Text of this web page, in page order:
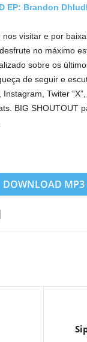
EP: Brandon
visitar e por
no máximo
sobre os
de seguir e
Twiter
BIG SHOUTOUT
DOWNLOAD MP3